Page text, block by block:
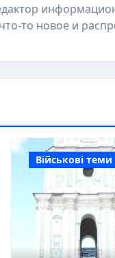
то новое и
Військові теми